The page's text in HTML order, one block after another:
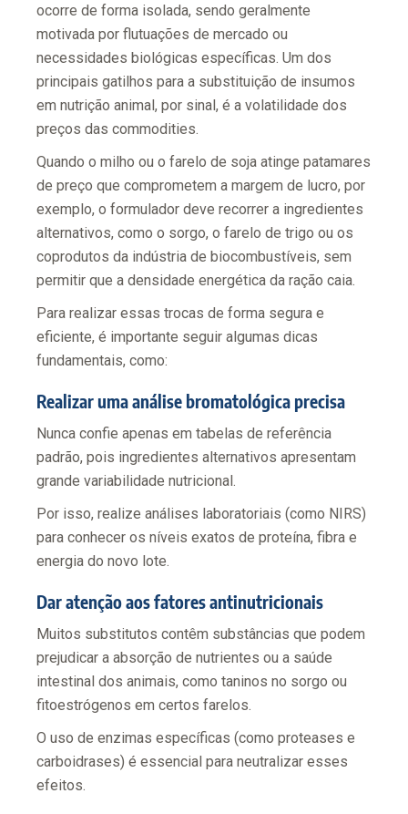
ocorre de forma isolada, sendo geralmente
motivada por flutuações de mercado ou
necessidades biológicas específicas. Um dos
principais gatilhos para a substituição de insumos
em nutrição animal, por sinal, é a volatilidade dos
preços das commodities.
Quando o milho ou o farelo de soja atinge patamares
de preço que comprometem a margem de lucro, por
exemplo, o formulador deve recorrer a ingredientes
alternativos, como o sorgo, o farelo de trigo ou os
coprodutos da indústria de biocombustíveis, sem
permitir que a densidade energética da ração caia.
Para realizar essas trocas de forma segura e
eficiente, é importante seguir algumas dicas
fundamentais, como:
Realizar uma análise bromatológica precisa
Nunca confie apenas em tabelas de referência
padrão, pois ingredientes alternativos apresentam
grande variabilidade nutricional.
Por isso, realize análises laboratoriais (como NIRS)
para conhecer os níveis exatos de proteína, fibra e
energia do novo lote.
Dar atenção aos fatores antinutricionais
Muitos substitutos contêm substâncias que podem
prejudicar a absorção de nutrientes ou a saúde
intestinal dos animais, como taninos no sorgo ou
fitoestrógenos em certos farelos.
O uso de enzimas específicas (como proteases e
carboidrases) é essencial para neutralizar esses
efeitos.